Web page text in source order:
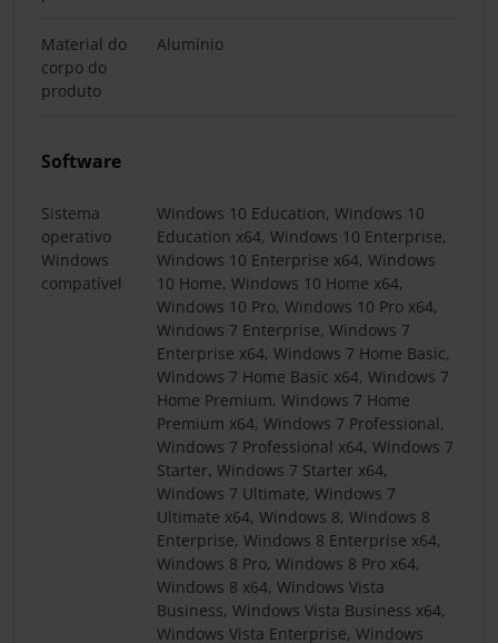
Material do
corpo do
produto
Alumínio
Software
Sistema
operativo
Windows
compatível
Windows 10 Education, Windows 10
Education x64, Windows 10 Enterprise,
Windows 10 Enterprise x64, Windows
10 Home, Windows 10 Home x64,
Windows 10 Pro, Windows 10 Pro x64,
Windows 7 Enterprise, Windows 7
Enterprise x64, Windows 7 Home Basic,
Windows 7 Home Basic x64, Windows 7
Home Premium, Windows 7 Home
Premium x64, Windows 7 Professional,
Windows 7 Professional x64, Windows 7
Starter, Windows 7 Starter x64,
Windows 7 Ultimate, Windows 7
Ultimate x64, Windows 8, Windows 8
Enterprise, Windows 8 Enterprise x64,
Windows 8 Pro, Windows 8 Pro x64,
Windows 8 x64, Windows Vista
Business, Windows Vista Business x64,
Windows Vista Enterprise, Windows